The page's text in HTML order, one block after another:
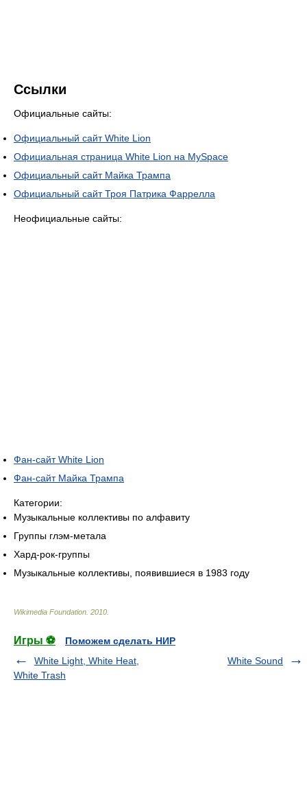
Ссылки
Официальные сайты:
Официальный сайт White Lion
Официальная страница White Lion на MySpace
Официальный сайт Майка Трампа
Официальный сайт Троя Патрика Фаррелла
Неофициальные сайты:
Фан-сайт White Lion
Фан-сайт Майка Трампа
Категории:
Музыкальные коллективы по алфавиту
Группы глэм-метала
Хард-рок-группы
Музыкальные коллективы, появившиеся в 1983 году
Wikimedia Foundation 2010
Игры ⚽
Поможем сделать НИР
White Light, White Heat,
White Trash
White Sound